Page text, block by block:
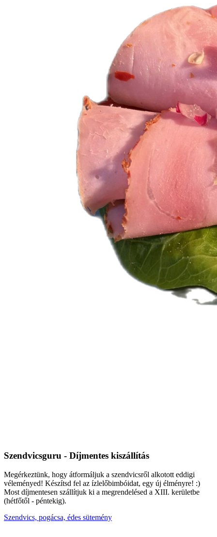
Szendvicsguru - Díjmentes kiszállítás
Megérkeztünk, hogy átformáljuk a szendvicsről alkotott eddigi
véleményed! Készítsd fel az ízlelőbimbóidat, egy új élményre! :)
Most díjmentesen szállítjuk ki a megrendelésed a XIII. kerületbe
(hétfőtől - péntekig).
Szendvics, pogácsa, édes sütemény